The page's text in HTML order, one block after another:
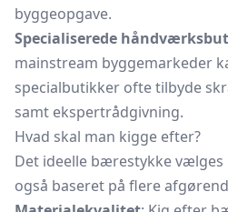
byggeopgave.
Specialiserede
mainstream byggemarkeder
specialbutikker ofte tilbyde
samt ekspertrådgivning.
Hvad skal man kigge efter?
Det ideelle bærestykke
også baseret på flere